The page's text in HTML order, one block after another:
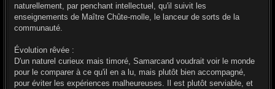
naturellement, par penchant intellectuel, qu'il suivit les
enseignements de Maître Chûte-molle, le lanceur de sorts de la
communauté.
Évolution rêvée :
D'un naturel curieux mais timoré, Samarcand voudrait voir le monde
pour le comparer à ce qu'il en a lu, mais plutôt bien accompagné,
pour éviter les expériences malheureuses. Il est plutôt serviable, et